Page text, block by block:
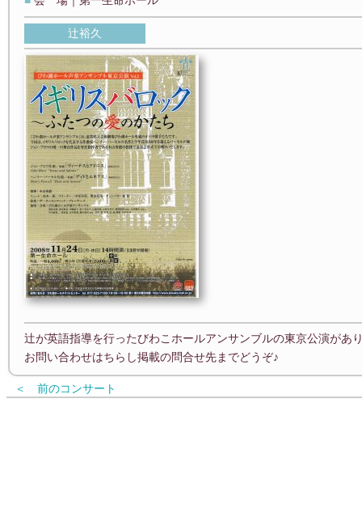
辻裕久
辻が英語指導を行ったびわこホールアンサンブルの東京公演があ
お問い合わせはちらし掲載の問合せ先までどうぞ♪
＜ 前のコンサート